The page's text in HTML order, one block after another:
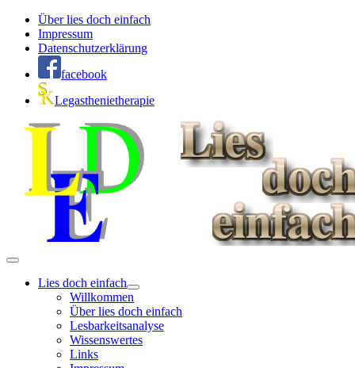
Über lies doch einfach
Impressum
Datenschutzerklärung
facebook
Legasthenietherapie
Lies doch einfach
Willkommen
Über lies doch einfach
Lesbarkeitsanalyse
Wissenswertes
Links